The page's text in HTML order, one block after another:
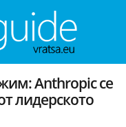
Anthropic се
лидерското